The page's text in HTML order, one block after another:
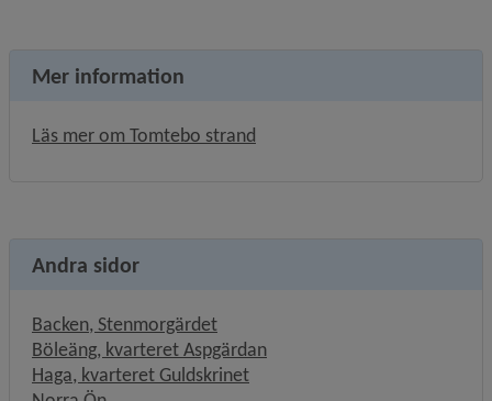
Mer information
Läs mer om Tomtebo strand
Andra sidor
Backen, Stenmorgärdet
Böleäng, kvarteret Aspgärdan
Haga, kvarteret Guldskrinet